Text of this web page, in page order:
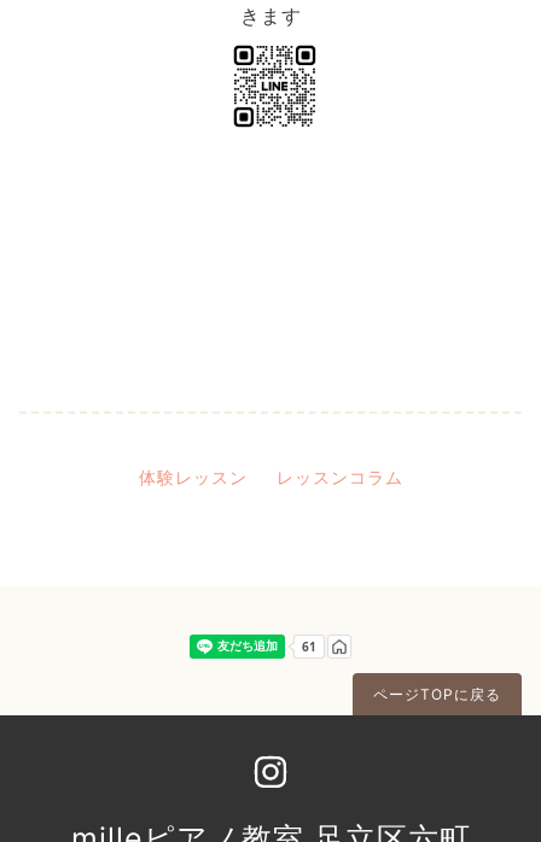
きます
体験レッスン レッスンコラム
ページTOPに戻る